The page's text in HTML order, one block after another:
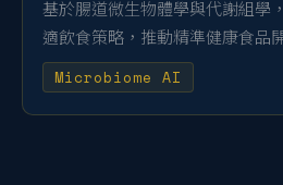
基於腸道微生物體學與代謝組學
適飲食策略，推動精準健康食品
Microbiome AI